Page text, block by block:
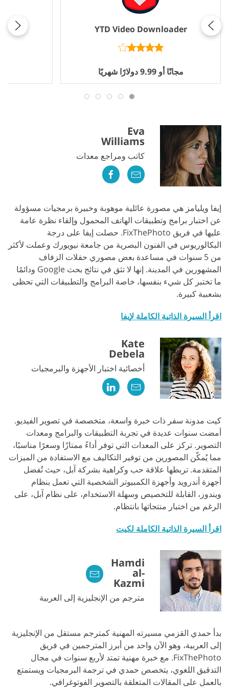
YTD Video Downloader
مجانًا أو 9.99 دولارًا شهريًا
Eva
Williams
كاتب ومراجع معدات
إيفا ويليامز هي مصورة عائلية موهوبة وخبيرة برمجيات مسؤولة
عن اختبار برامج وتطبيقات الهاتف المحمول وإلقاء نظرة عامة
عليها في فريق FixThePhoto. حصلت إيفا على درجة
البكالوريوس في الفنون البصرية من جامعة نيويورك وعملت لأكثر
من 5 سنوات في مساعدة بعض مصوري حفلات الزفاف
المشهورين في المدينة. إنها لا تثق في نتائج بحث Google ودائمًا
ما تختبر كل شيء بنفسها، خاصة البرامج والتطبيقات التي تحظى
بشعبية كبيرة.
اقرأ السيرة الذاتية الكاملة لإيفا
Kate
Debela
أخصائية اختبار الأجهزة والبرمجيات
كيت مدونة سفر ذات خبرة واسعة، متخصصة في تصوير الفيديو.
أمضت سنوات عديدة في تجربة التطبيقات والبرامج ومعدات
التصوير. تركز على المعدات التي توفر أداءً ممتازًا وسعرًا مناسبًا،
مما يُمكّن المصورين من توفير التكاليف مع الاستفادة من الميزات
المتقدمة. تربطها علاقة حب وكراهية بشركة آبل، حيث تُفضل
أجهزة أندرويد وأجهزة الكمبيوتر الشخصية التي تعمل بنظام
ويندوز، القابلة للتخصيص وسهلة الاستخدام، على نظام آبل، على
الرغم من اختبار منتجاتها بانتظام.
اقرأ السيرة الذاتية الكاملة لكيت
Hamdi
al-
Kazmi
مترجم من الإنجليزية إلى العربية
بدأ حمدي القزمي مسيرته المهنية كمترجم مستقل من الإنجليزية
إلى العربية، وهو الآن واحد من أبرز المترجمين في فريق
FixThePhoto. مع خبرة مهنية تمتد لأربع سنوات في مجال
التدقيق اللغوي، يتخصص حمدي في ترجمة البرمجيات ويستمتع
بالعمل على المقالات المتعلقة بالتصوير الفوتوغرافي.